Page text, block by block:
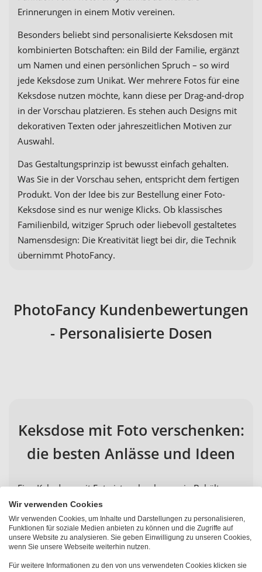
Erinnerungen in einem Motiv vereinen.
Besonders beliebt sind personalisierte Keksdosen mit
kombinierten Botschaften: ein Bild der Familie, ergänzt
um Namen und einen persönlichen Spruch – so wird
jede Keksdose zum Unikat. Wer mehrere Fotos für eine
Keksdose nutzen möchte, kann diese per Drag-and-drop
in der Vorschau platzieren. Es stehen auch Designs mit
dekorativen Texten oder jahreszeitlichen Motiven zur
Auswahl.
Das Gestaltungsprinzip ist bewusst einfach gehalten.
Was Sie in der Vorschau sehen, entspricht dem fertigen
Produkt. Von der Idee bis zur Bestellung einer Foto-
Keksdose sind es nur wenige Klicks. Ob klassisches
Familienbild, witziger Spruch oder liebevoll gestaltetes
Namensdesign: Die Kreativität liegt bei dir, die Technik
übernimmt PhotoFancy.
PhotoFancy Kundenbewertungen
- Personalisierte Dosen
Keksdose mit Foto verschenken:
die besten Anlässe und Ideen
Eine Keksdose mit Foto ist mehr als nur ein Behälter –
sie ist ein Geschenk, das Erinnerungen transportiert.
PhotoFancy bietet kreative und originelle
Fotogeschenke für nahezu jeden Anlass, mit einer
großen Auswahl an Designs und Formaten.
Wir verwenden Cookies
Wir verwenden Cookies, um Inhalte und Darstellungen zu personalisieren,
Funktionen für soziale Medien anbieten zu können und die Zugriffe auf
unsere Website zu analysieren. Sie geben Einwilligung zu unseren Cookies,
wenn Sie unsere Webseite weiterhin nutzen.
Für weitere Informationen zu den von uns verwendeten Cookies klicken sie